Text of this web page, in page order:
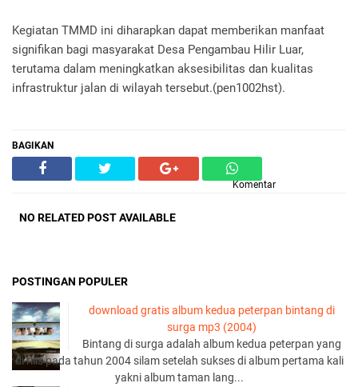
Kegiatan TMMD ini diharapkan dapat memberikan manfaat
signifikan bagi masyarakat Desa Pengambau Hilir Luar,
terutama dalam meningkatkan aksesibilitas dan kualitas
infrastruktur jalan di wilayah tersebut.(pen1002hst).
BAGIKAN
Komentar
NO RELATED POST AVAILABLE
POSTINGAN POPULER
download gratis album kedua peterpan bintang di
surga mp3 (2004)
Bintang di surga adalah album kedua peterpan yang
di rilis pada tahun 2004 silam setelah sukses di album pertama kali
yakni album taman lang...